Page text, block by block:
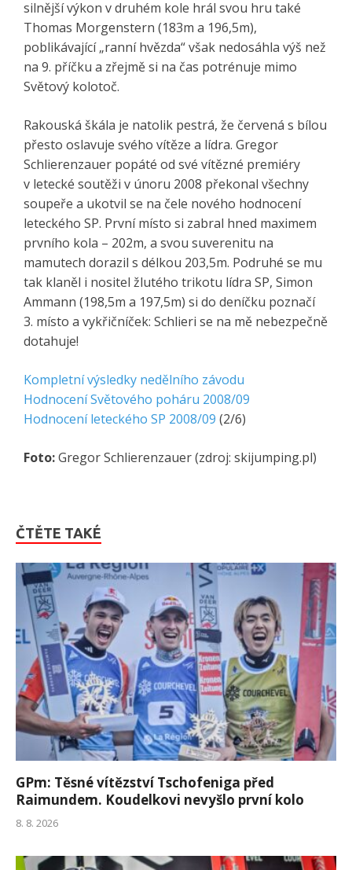
silnější výkon v druhém kole hrál svou hru také
Thomas Morgenstern (183m a 196,5m),
poblikávající „ranní hvězda“ však nedosáhla výš než
na 9. příčku a zřejmě si na čas potrénuje mimo
Světový kolotoč.
Rakouská škála je natolik pestrá, že červená s bílou
přesto oslavuje svého vítěze a lídra. Gregor
Schlierenzauer popáté od své vítězné premiéry
v letecké soutěži v únoru 2008 překonal všechny
soupeře a ukotvil se na čele nového hodnocení
leteckého SP. První místo si zabral hned maximem
prvního kola – 202m, a svou suverenitu na
mamutech dorazil s délkou 203,5m. Podruhé se mu
tak klaněl i nositel žlutého trikotu lídra SP, Simon
Ammann (198,5m a 197,5m) si do deníčku poznačí
3. místo a vykřičníček: Schlieri se na mě nebezpečně
dotahuje!
Kompletní výsledky nedělního závodu
Hodnocení Světového poháru 2008/09
Hodnocení leteckého SP 2008/09 (2/6)
Foto:Gregor Schlierenzauer (zdroj: skijumping.pl)
ČTĚTE TAKÉ
GPm: Těsné vítězství Tschofeniga před
Raimundem. Koudelkovi nevyšlo první kolo
8. 8. 2026